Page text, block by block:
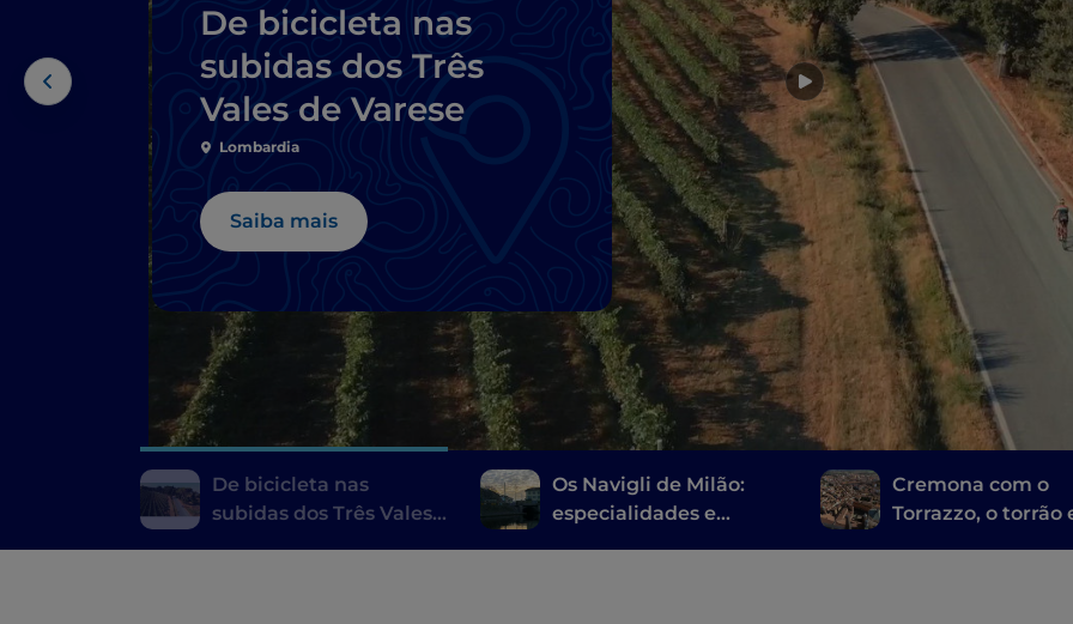
De bicicleta nas
subidas dos Três
Vales de Varese
Lombardia
Saiba mais
De bicicleta nas
subidas dos Três Vales
Os Navigli de Milão:
especialidades e
Cremona com o
Torrazzo, o torrão